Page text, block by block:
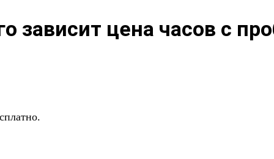
зависит цена часов с